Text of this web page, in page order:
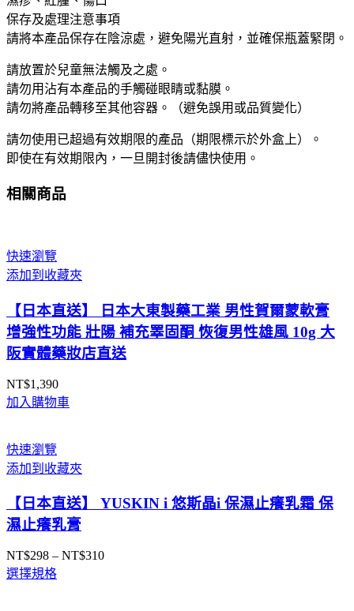
保存及處理注意事項
請將本產品保存在陰涼處，避免陽光直射，並確保瓶蓋緊閉。
請放置於兒童無法觸及之處。
請勿用沾有本產品的手觸碰眼睛或黏膜。
請勿將產品轉移至其他容器。（避免誤用或品質變化）
請勿使用已超過有效期限的產品（期限標示於外盒上）。
即使在有效期限內，一旦開封後請儘快使用。
相關商品
快速瀏覽
添加到收藏夾
【日本直送】 日本大東製藥工業 男性賀爾蒙軟膏
增強性功能 壯陽 補充睪固酮 恢復男性雄風 10g 大
阪實體藥妝店直送
NT$1,390
加入購物車
快速瀏覽
添加到收藏夾
【日本直送】 YUSKIN i 悠斯晶i 保濕止癢乳霜 保
濕止癢乳膏
NT$298 – NT$310價
選擇規格